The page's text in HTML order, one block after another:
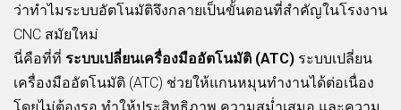
ว่าทำไมระบบอัตโนมัติจึงกลายเป็นขั้นตอนที่สำคัญในโรงงาน
CNC สมัยใหม่
นี่คือที่ที่ ระบบเปลี่ยนเครื่องมืออัตโนมัติ (ATC) ระบบเปลี่ยน
เครื่องมืออัตโนมัติ (ATC) ช่วยให้แกนหมุนทำงานได้ต่อเนื่อง